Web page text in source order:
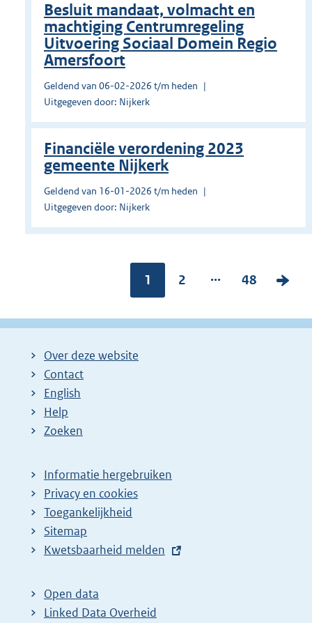
Besluit mandaat, volmacht en
machtiging Centrumregeling
Uitvoering Sociaal Domein Regio
Amersfoort
Geldend van 06-02-2026 t/m heden
Uitgegeven door: Nijkerk
Financiële verordening 2023
gemeente Nijkerk
Geldend van 16-01-2026 t/m heden
Uitgegeven door: Nijkerk
Pagina:
1
P
g
2 ...
P
g
48
V
l
Over deze website
Contact
English
Help
Zoeken
Informatie hergebruiken
Privacy en cookies
Toegankelijkheid
Sitemap
E
t
e
Kwetsbaarheid melden
Open data
Linked Data Overheid